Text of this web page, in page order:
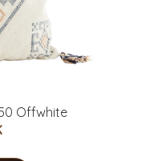
Offwhite